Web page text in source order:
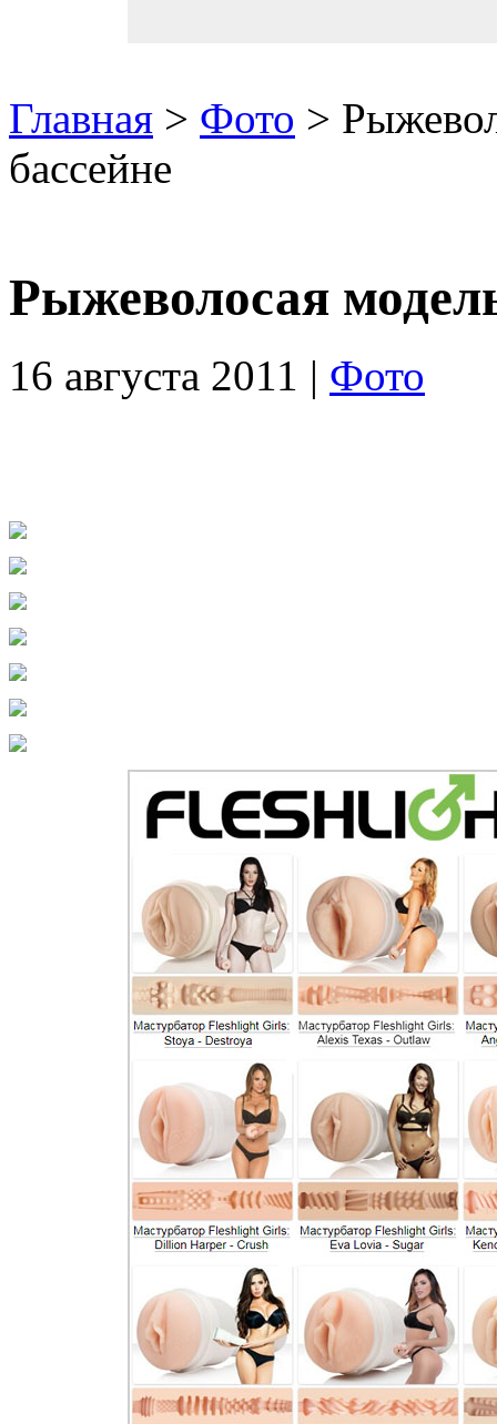
Главная > Фото >
бассейне
Рыжеволосая
16 августа 2011 | Фото